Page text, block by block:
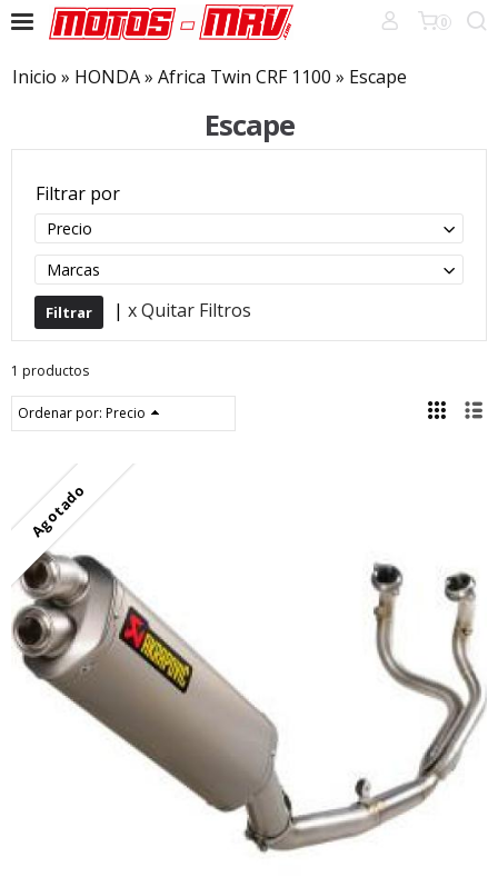
0
Inicio » HONDA» Africa Twin CRF 1100 » Escape
Escape
Filtrar por
Precio
Marcas
| x Quitar Filtros
1 productos
Ordenar por: Precio
Agotado